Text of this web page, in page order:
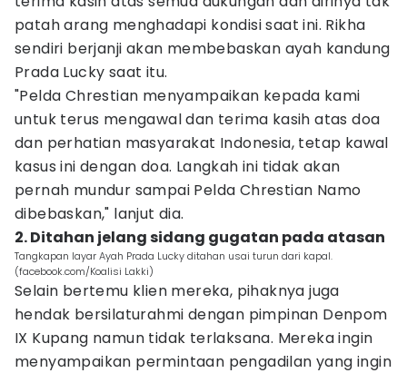
patah arang menghadapi kondisi saat ini. Rikha
sendiri berjanji akan membebaskan ayah kandung
Prada Lucky saat itu.
"Pelda Chrestian menyampaikan kepada kami
untuk terus mengawal dan terima kasih atas doa
dan perhatian masyarakat Indonesia, tetap kawal
kasus ini dengan doa. Langkah ini tidak akan
pernah mundur sampai Pelda Chrestian Namo
dibebaskan," lanjut dia.
2. Ditahan jelang sidang gugatan pada atasan
Tangkapan layar Ayah Prada Lucky ditahan usai turun dari kapal.
(facebook.com/Koalisi Lakki)
Selain bertemu klien mereka, pihaknya juga
hendak bersilaturahmi dengan pimpinan Denpom
IX Kupang namun tidak terlaksana. Mereka ingin
menyampaikan permintaan pengadilan yang ingin